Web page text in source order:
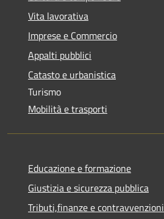
Vita lavorativa
Imprese e Commercio
Appalti pubblici
Catasto e urbanistica
Turismo
Mobilità e trasporti
Educazione e formazione
Giustizia e sicurezza pubblica
Tributi,finanze e contravvenzioni